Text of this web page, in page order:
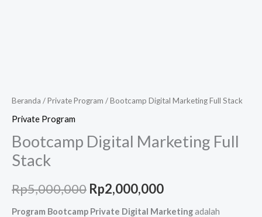
Beranda /Private Program / Bootcamp Digital Marketing Full Stack
Private Program
Bootcamp Digital Marketing Full
Stack
Rp5,000,000 Rp2,000,000
Program Bootcamp Private Digital Marketingadalah